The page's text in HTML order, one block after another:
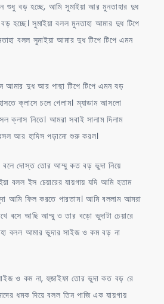
শুধু বড় হচ্ছে, আমি সুমাইয়া আর মুনতাহার দুধ
হচ্ছে। সুমাইয়া বলল মুনতাহা আমার দুধ টিপে
বলল সুমাইয়া আমার দুধ টিপে টিপে এমন
দুধ আর পাছা টিপে টিপে এমন বড়
ক্লাসে চলে গেলাম। ম্যাডাম আসলো
ক্লাস নিতে। আমরা সবাই সালাম দিলাম
বসল আর হাদিস পড়ানো শুরু করল।
বলে দোস্ত তোর আম্মু কত বড় ভুদা নিয়ে
বলল ইস চেয়ারের যায়গায় যদি আমি হতাম
আমি ফিল করতে পারতাম। আমি বললাম আমরা
বসে আছি আম্মু ও তার বড়ো ভুদাটা চেয়ারে
বলল আমার ভুদার সাইজ ও কম বড় না
ও কম না, হুজাইফা তোর ভুদা কত বড় রে
ধমক দিয়ে বলল তিন পাজি এক যায়গায়